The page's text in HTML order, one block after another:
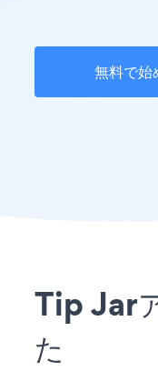
無料で始
Tip Jar
た